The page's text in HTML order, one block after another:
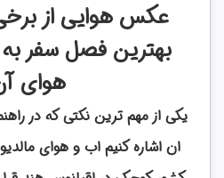
عکس هوایی از
بهترین فصل سفر
هوای
یکی از مهم ترین نکتی که در
ان اشاره کنیم اب و هوای